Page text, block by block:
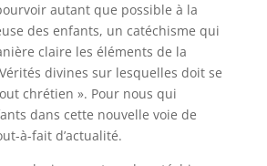
autant que possible à la
des enfants, un catéchisme qui
claire les éléments de la
divines sur lesquelles doit se
chrétien ». Pour nous qui
dans cette nouvelle voie de
à-fait d’actualité.